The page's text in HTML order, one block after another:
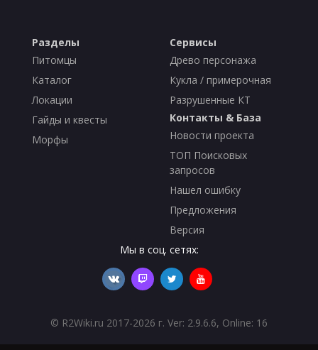
Разделы
Питомцы
Каталог
Локации
Гайды и квесты
Морфы
Сервисы
Древо персонажа
Кукла / примерочная
Разрушенные КТ
Контакты & База
Новости проекта
ТОП Поисковых
запросов
Нашел ошибку
Предложения
Версия
Мы в соц. сетях:
© R2Wiki.ru 2017-2026 г. Ver: 2.9.6.6, Online: 16